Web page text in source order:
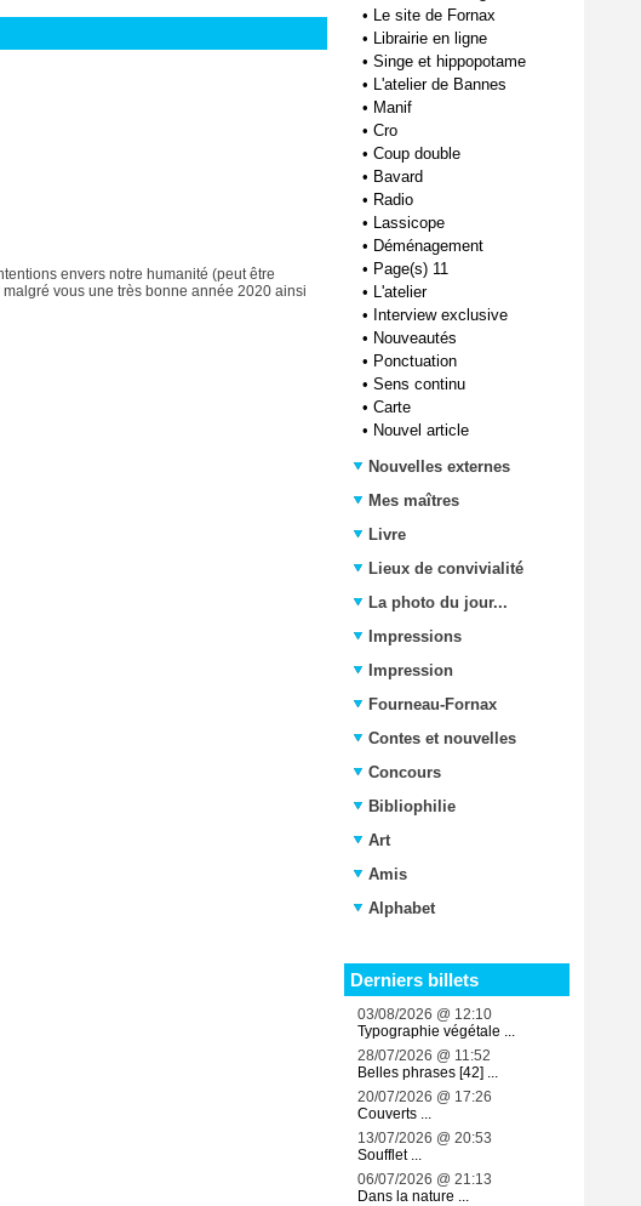
envers notre humanité (peut être
vous une très bonne année 2020 ainsi
• Le site de Fornax
• Librairie en ligne
• Singe et hippopotame
• L'atelier de Bannes
• Manif
• Cro
• Coup double
• Bavard
• Radio
• Lassicope
• Déménagement
• Page(s) 11
• L'atelier
• Interview exclusive
• Nouveautés
• Ponctuation
• Sens continu
• Carte
• Nouvel article
Nouvelles externes
Mes maîtres
Livre
Lieux de convivialité
La photo du jour...
Impressions
Impression
Fourneau-Fornax
Contes et nouvelles
Concours
Bibliophilie
Art
Amis
Alphabet
Derniers billets
03/08/2026 @ 12:10
Typographie végétale ...
28/07/2026 @ 11:52
Belles phrases [42] ...
20/07/2026 @ 17:26
Couverts ...
13/07/2026 @ 20:53
Soufflet ...
06/07/2026 @ 21:13
Dans la nature ...